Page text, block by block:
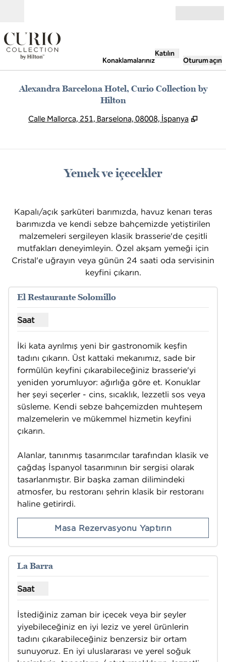
Konaklamalarınız
Katılın
Oturum açın
Alexandra Barcelona Hotel, Curio Collection by
Hilton
Calle Mallorca, 251, Barselona, 08008, İspanya ,
Yemek ve içecekler
Kapalı/açık şarküteri barımızda, havuz kenarı teras
barımızda ve kendi sebze bahçemizde yetiştirilen
malzemeleri sergileyen klasik brasserie'de çeşitli
mutfakları deneyimleyin. Özel akşam yemeği için
Cristal'e uğrayın veya günün 24 saati oda servisinin
keyfini çıkarın.
1 / 17
önceki görsel
El Restaurante Solomillo
Saat
El Restaurante Solomillo için saat gösterin
İki kata ayrılmış yeni bir gastronomik keşfin
tadını çıkarın. Üst kattaki mekanımız, sade bir
formülün keyfini çıkarabileceğiniz brasserie'yi
yeniden yorumluyor: ağırlığa göre et. Konuklar
her şeyi seçerler - cins, sıcaklık, lezzetli sos veya
süsleme. Kendi sebze bahçemizden muhteşem
malzemelerin ve mükemmel hizmetin keyfini
çıkarın.
Alanlar, tanınmış tasarımcılar tarafından klasik ve
çağdaş İspanyol tasarımının bir sergisi olarak
tasarlanmıştır. Bir başka zaman dilimindeki
atmosfer, bu restoranı şehrin klasik bir restoranı
haline getirirdi.
Masa Rezervasyonu Yaptırın
1/10
1 / 10
önceki görsel
La Barra
Saat
La Barra için saatleri göster
İstediğiniz zaman bir içecek veya bir şeyler
yiyebileceğiniz en iyi leziz ve yerel ürünlerin
tadını çıkarabileceğiniz benzersiz bir ortam
sunuyoruz. En iyi uluslararası ve yerel soğuk